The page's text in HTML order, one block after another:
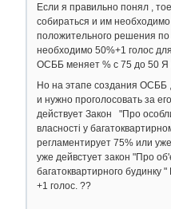
Если я правильно понял ,
собираться и им
положительного решения
необходимо 50%+1 голос
ОСББ меняет % с 75 до 50 Я
Но на этапе создания ОСББ ,
и нужно проголосовать за
действует Закон "Про
власності у
регламентирует 75% или
уже дейвстует закон "Про
багатоквартирного будинку
+1 голос. ??